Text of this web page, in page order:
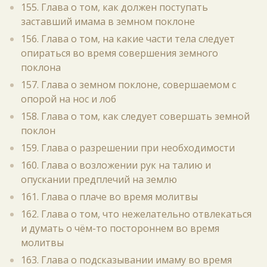
155. Глава о том, как должен поступать
заставший имама в земном поклоне
156. Глава о том, на какие части тела следует
опираться во время совершения земного
поклона
157. Глава о земном поклоне, совершаемом с
опорой на нос и лоб
158. Глава о том, как следует совершать земной
поклон
159. Глава о разрешении при необходимости
160. Глава о возложении рук на талию и
опускании предплечий на землю
161. Глава о плаче во время молитвы
162. Глава о том, что нежелательно отвлекаться
и думать о чём-то постороннем во время
молитвы
163. Глава о подсказывании имаму во время